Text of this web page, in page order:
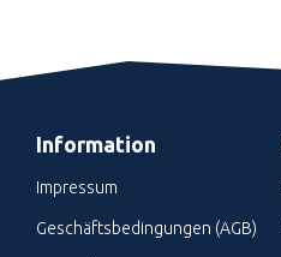
Information
Impressum
Geschäftsbedingungen (AGB)